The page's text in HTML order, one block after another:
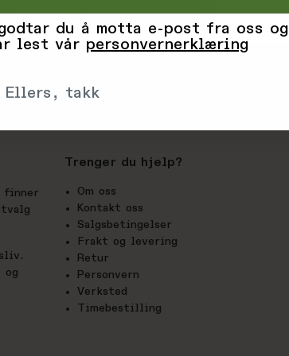
finner
og
Trenger du hjelp?
Om oss
Kontakt oss
Salgsbetingelser
Frakt og levering
Retur
Personvern
Verksted
Timebestilling
du å motta e-post fra oss og
lest vår personvernerklæring
Ellers, takk